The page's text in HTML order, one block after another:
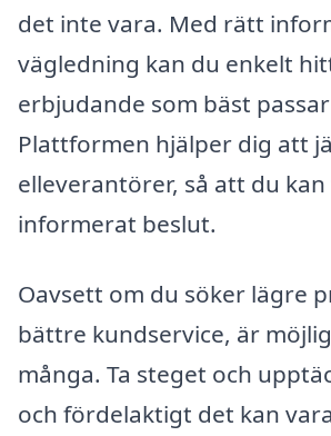
det inte vara. Med rätt
vägledning kan du enkelt
erbjudande som bäst
Plattformen hjälper dig att
elleverantörer, så att du
informerat beslut.
Oavsett om du söker lägre
bättre kundservice, är
många. Ta steget och
och fördelaktigt det kan